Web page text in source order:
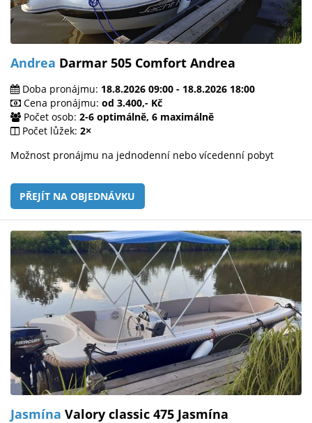
Andrea Darmar 505 Comfort Andrea
Doba pronájmu: 18.8.2026 09:00 - 18.8.2026 18:00
Cena pronájmu: od 3.400,- Kč
Počet osob: 2-6 optimálně, 6 maximálně
Počet lůžek: 2×
Možnost pronájmu na jednodenní nebo vícedenní pobyt
PŘEJÍT NA OBJEDNÁVKU
Jasmína Valory classic 475 Jasmína